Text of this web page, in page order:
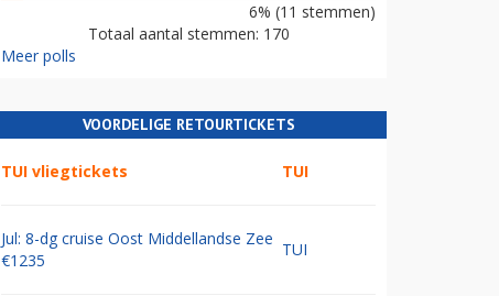
6% (11 stemmen)
Totaal aantal stemmen: 170
Meer polls
VOORDELIGE RETOURTICKETS
TUI vliegtickets TUI
Jul: 8-dg cruise Oost Middellandse Zee
€1235
TUI